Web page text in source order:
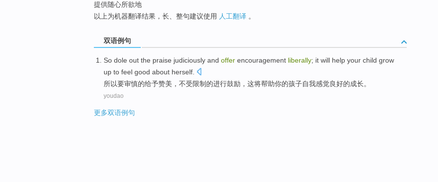
提供随心所欲地
以上为机器翻译结果，长、整句建议使用 人工翻译 。
双语例句
So dole out the praise judiciously and offer encouragement liberally; it will help your child grow
up to feel good about herself
所以要审慎的给予赞美 ，不受限制的进行鼓励 ， 这将帮助你的孩子自我感觉良好的成长。
youdao
更多双语例句